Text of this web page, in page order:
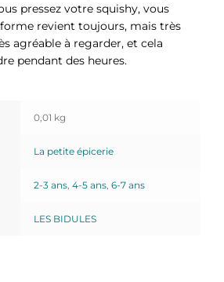
pressez votre squishy, vous
revient toujours, mais très
agréable à regarder, et cela
pendant des heures.
0,01 kg
La petite épicerie
2-3 ans, 4-5 ans, 6-7 ans
LES BIDULES